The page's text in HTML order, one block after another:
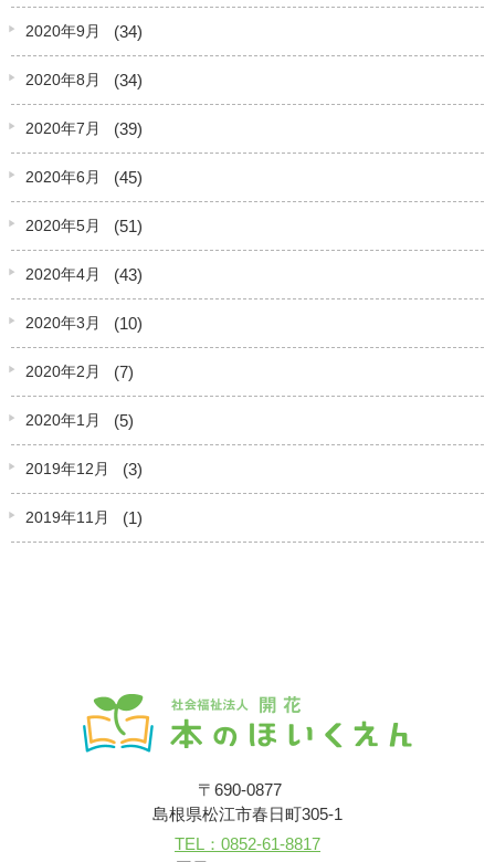
2020年9月 (34)
2020年8月 (34)
2020年7月 (39)
2020年6月 (45)
2020年5月 (51)
2020年4月 (43)
2020年3月 (10)
2020年2月 (7)
2020年1月 (5)
2019年12月 (3)
2019年11月 (1)
〒690-0877
島根県松江市春日町305-1
TEL：0852-61-8817